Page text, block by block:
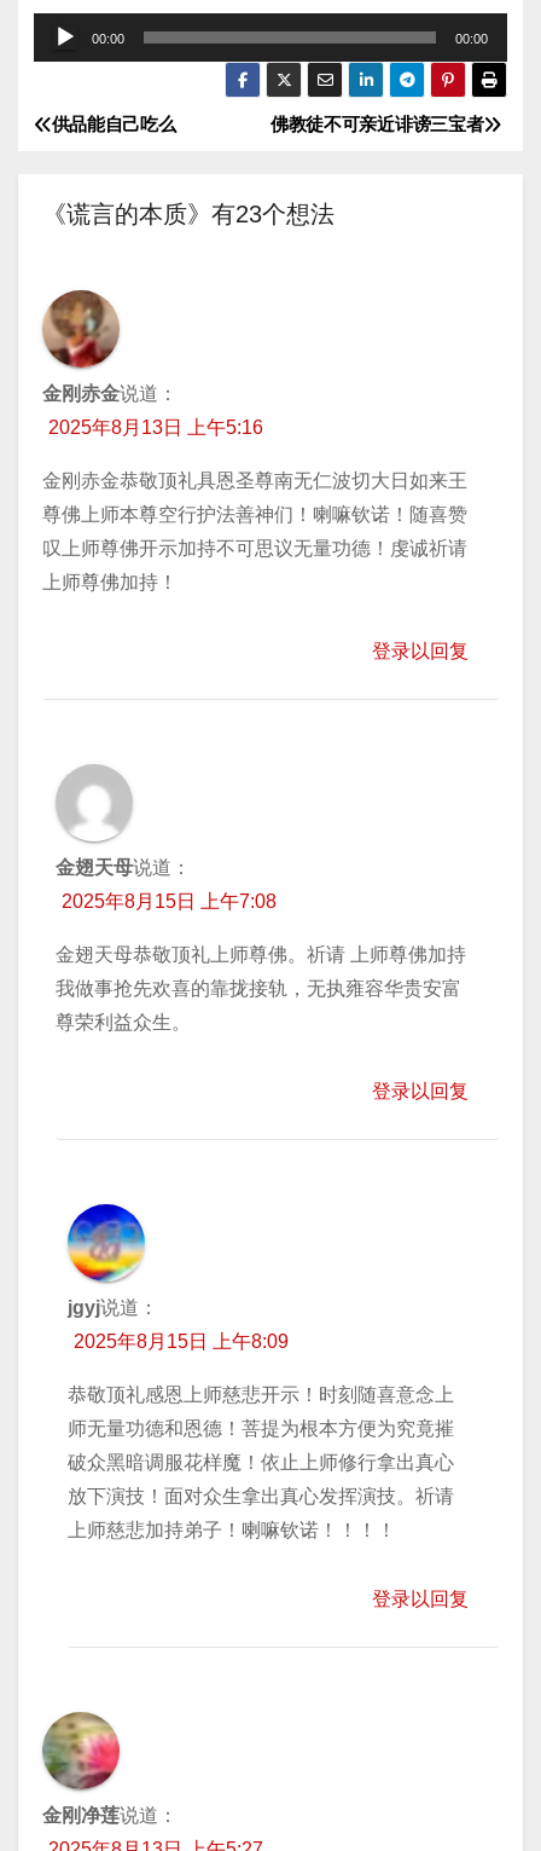
频
放
00:00 00:00
文
导
航
佛教徒不可亲近诽谤三宝者
供品能自己吃么
《谎言的本质》有23个想法
金刚赤金说道：
2025年8月13日 上午5:16
金刚赤金恭敬顶礼具恩圣尊南无仁波切大日如来王
尊佛上师本尊空行护法善神们！喇嘛钦诺！随喜赞
叹上师尊佛开示加持不可思议无量功德！虔诚祈请
上师尊佛加持！
登录以回复
金翅天母说道：
2025年8月15日 上午7:08
金翅天母恭敬顶礼上师尊佛。祈请 上师尊佛加持
我做事抢先欢喜的靠拢接轨，无执雍容华贵安富
尊荣利益众生。
登录以回复
jgyj说道：
2025年8月15日 上午8:09
恭敬顶礼感恩上师慈悲开示！时刻随喜意念上
师无量功德和恩德！菩提为根本方便为究竟摧
破众黑暗调服花样魔！依止上师修行拿出真心
放下演技！面对众生拿出真心发挥演技。祈请
上师慈悲加持弟子！喇嘛钦诺！！！！
登录以回复
金刚净莲说道：